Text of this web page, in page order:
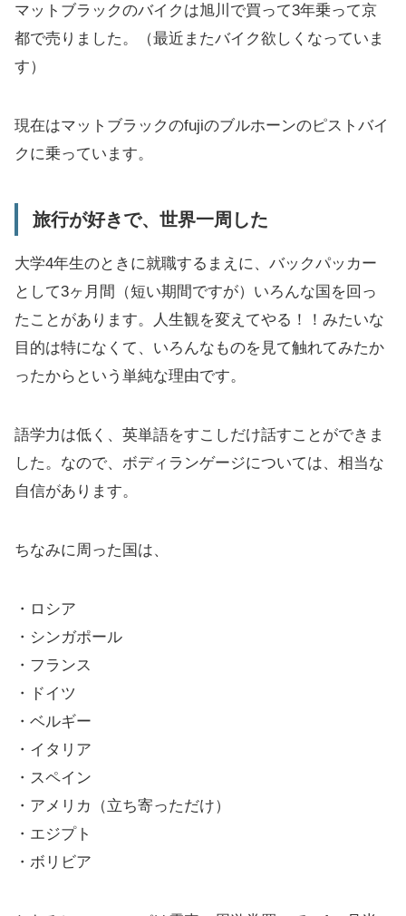
マットブラックのバイクは旭川で買って3年乗って京
都で売りました。（最近またバイク欲しくなっていま
す）
現在はマットブラックのfujiのブルホーンのピストバイ
クに乗っています。
旅行が好きで、世界一周した
大学4年生のときに就職するまえに、バックパッカー
として3ヶ月間（短い期間ですが）いろんな国を回っ
たことがあります。人生観を変えてやる！！みたいな
目的は特になくて、いろんなものを見て触れてみたか
ったからという単純な理由です。
語学力は低く、英単語をすこしだけ話すことができま
した。なので、ボディランゲージについては、相当な
自信があります。
ちなみに周った国は、
・ロシア
・シンガポール
・フランス
・ドイツ
・ベルギー
・イタリア
・スペイン
・アメリカ（立ち寄っただけ）
・エジプト
・ボリビア